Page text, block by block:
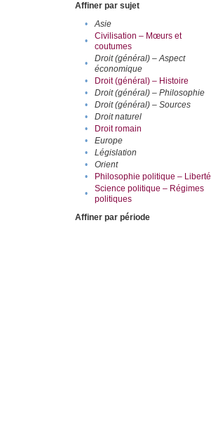
Affiner par sujet
•
Asie
•
Civilisation – Mœurs et
coutumes
•
Droit (général) – Aspect
économique
• Droit (général) – Histoire
•
Droit (général) – Philosophie
•
Droit (général) – Sources
•
Droit naturel
•
Droit romain
•
Europe
•
Législation
•
Orient
•
Philosophie politique – Liberté
•
Science politique – Régimes
politiques
Affiner par période